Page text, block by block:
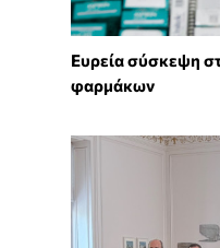
Ευρεία σύσκεψη
φαρμάκων